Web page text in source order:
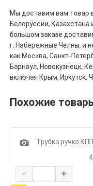
Мы доставим вам товар
Белоруссии,
большом заказе
г. Набережные Челны, и
как Москва, Санкт-
Барнаул, Новокузнецк,
включая Крым, Иркутск,
Похожие
1
Трубка ручка
- +